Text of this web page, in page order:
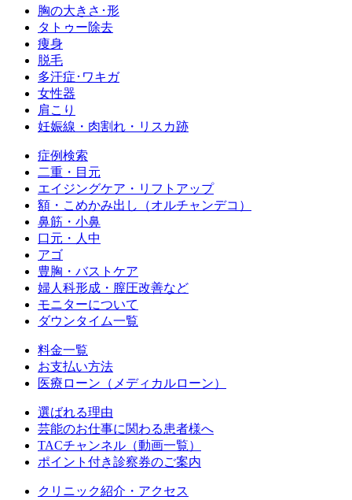
胸の大きさ･形
タトゥー除去
痩身
脱毛
多汗症･ワキガ
女性器
肩こり
妊娠線・肉割れ・リスカ跡
症例検索
二重・目元
エイジングケア・リフトアップ
額・こめかみ出し（オルチャンデコ）
鼻筋・小鼻
口元・人中
アゴ
豊胸・バストケア
婦人科形成・膣圧改善など
モニターについて
ダウンタイム一覧
料金一覧
お支払い方法
医療ローン（メディカルローン）
選ばれる理由
芸能のお仕事に関わる患者様へ
TACチャンネル（動画一覧）
ポイント付き診察券のご案内
クリニック紹介・アクセス